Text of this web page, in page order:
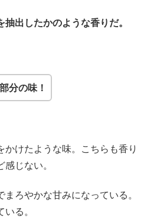
出したかのような香りだ。
分の味！
けたような味。こちらも香り
じない。
ろやかな甘みになっている。
る。